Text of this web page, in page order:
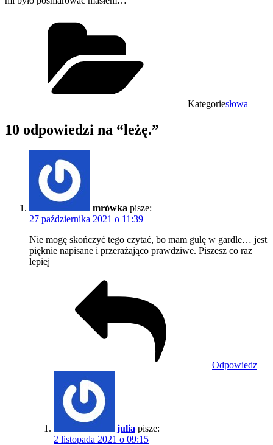
Kategoriesłowa
10 odpowiedzi na “leżę.”
mrówka pisze:
27 października 2021 o 11:39
Nie mogę skończyć tego czytać, bo mam gulę w gardle… jest
pięknie napisane i przerażająco prawdziwe. Piszesz co raz
lepiej
Odpowiedz
julia pisze:
2 listopada 2021 o 09:15